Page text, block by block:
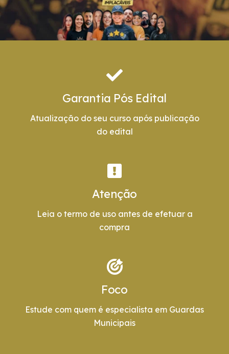
Garantia Pós Edital
Atualização do seu curso após publicação
do edital
Atenção
Leia o termo de uso antes de efetuar a
compra
Foco
Estude com quem é especialista em Guardas
Municipais